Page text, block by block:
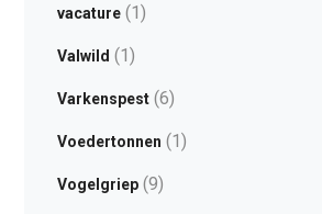
vacature(1)
Valwild (1)
Varkenspest(6)
Voedertonnen (1)
Vogelgriep(9)